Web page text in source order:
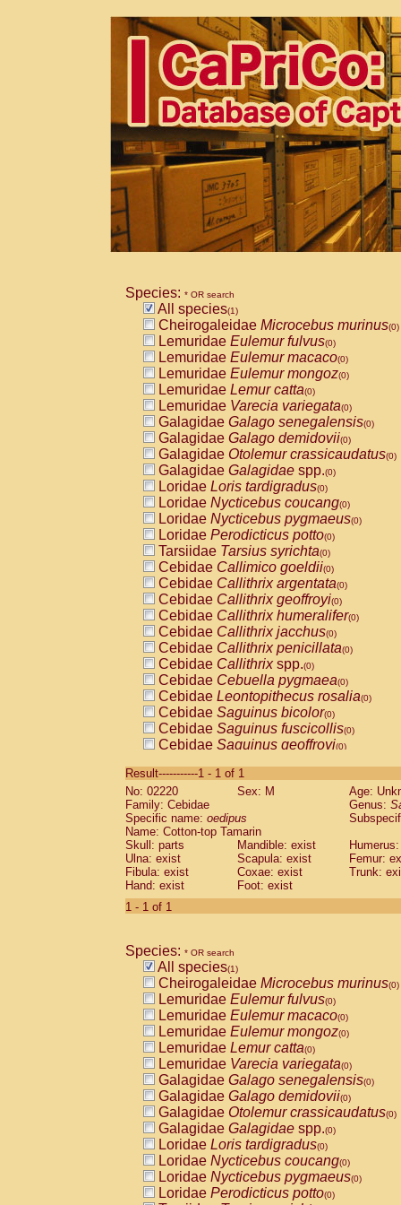
Species: * OR search
All species(1)
Cheirogaleidae Microcebus murinus(0)
Lemuridae Eulemur fulvus(0)
Lemuridae Eulemur macaco(0)
Lemuridae Eulemur mongoz(0)
Lemuridae Lemur catta(0)
Lemuridae Varecia variegata(0)
Galagidae Galago senegalensis(0)
Galagidae Galago demidovii(0)
Galagidae Otolemur crassicaudatus(0)
Galagidae Galagidae spp.(0)
Loridae Loris tardigradus(0)
Loridae Nycticebus coucang(0)
Loridae Nycticebus pygmaeus(0)
Loridae Perodicticus potto(0)
Tarsiidae Tarsius syrichta(0)
Cebidae Callimico goeldii(0)
Cebidae Callithrix argentata(0)
Cebidae Callithrix geoffroyi(0)
Cebidae Callithrix humeralifer(0)
Cebidae Callithrix jacchus(0)
Cebidae Callithrix penicillata(0)
Cebidae Callithrixspp.(0)
Cebidae Cebuella pygmaea(0)
Cebidae Leontopithecus rosalia(0)
Cebidae Saguinus bicolor(0)
Cebidae Saguinus fuscicollis(0)
Cebidae Saguinus geoffroyi(0)
CebidaeSaguinus labiatus(0)
Cebidae Saguinus leucopus (0)
Cebidae
CebidaeSaguinus mystax
Cebidae Saguinus nigricollis (0)
Cebidae Saguinus oedipus
Cebidae Saguinus weddelli
Cebidae Saguinusspp.
Cebidae
CebidaeCebus capucinus
CebidaeCebus nigrivittatus
CebidaeCebus spp.(0)
CebidaeSaimiri boliviensis(0)
CebidaeSaimiri sciureus(0)
AtelidaeAlouatta caraya(0)
AtelidaeAlouatta fusca(0)
AtelidaeAlouatta seniculus(0)
AtelidaeAlouattaspp.(0)
AtelidaeAteles belzebuth(0)
AtelidaeAteles geoffroyi(0)
AtelidaeAteles paniscus(0)
AtelidaeAtelesspp.(0)
AtelidaeLagothrix lagothricha(0)
AtelidaeLagothrix lagothricha cana
PitheciidaeCacajao calvus
Result-----------1 - 1 of 1
No: 02220
Sex: M
Age:
Family: Cebidae
Genus:
Specific name: oedipus
Name: Cotton-top Tamarin
Skull: parts
Mandible: exist
Ulna: exist
Scapula: exist
Femur:
Fibula: exist
Coxae: exist
Trunk:
Hand: exist
Foot: exist
1 - 1 of 1
Species: * OR search
All species(1)
Cheirogaleidae Microcebus murinus(0)
Lemuridae Eulemur fulvus(0)
Lemuridae Eulemur macaco(0)
Lemuridae Eulemur mongoz(0)
Lemuridae Lemur catta(0)
Lemuridae Varecia variegata(0)
Galagidae Galago senegalensis(0)
Galagidae Galago demidovii(0)
Galagidae Otolemur crassicaudatus(0)
Galagidae Galagidae spp.(0)
Loridae Loris tardigradus(0)
Loridae Nycticebus coucang(0)
Loridae Nycticebus pygmaeus(0)
Loridae Perodicticus potto(0)